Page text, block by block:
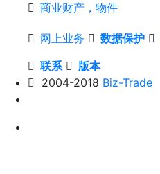
商业财产，物件
网上业务 数据保护
联系 版本
2004-2018 Biz-Trade